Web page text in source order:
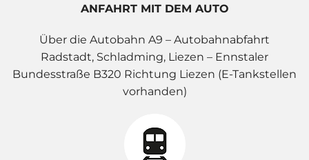
ANFAHRT MIT DEM AUTO
Über die Autobahn A9 – Autobahnabfahrt
Radstadt, Schladming, Liezen – Ennstaler
Bundesstraße B320 Richtung Liezen (E-Tankstellen
vorhanden)